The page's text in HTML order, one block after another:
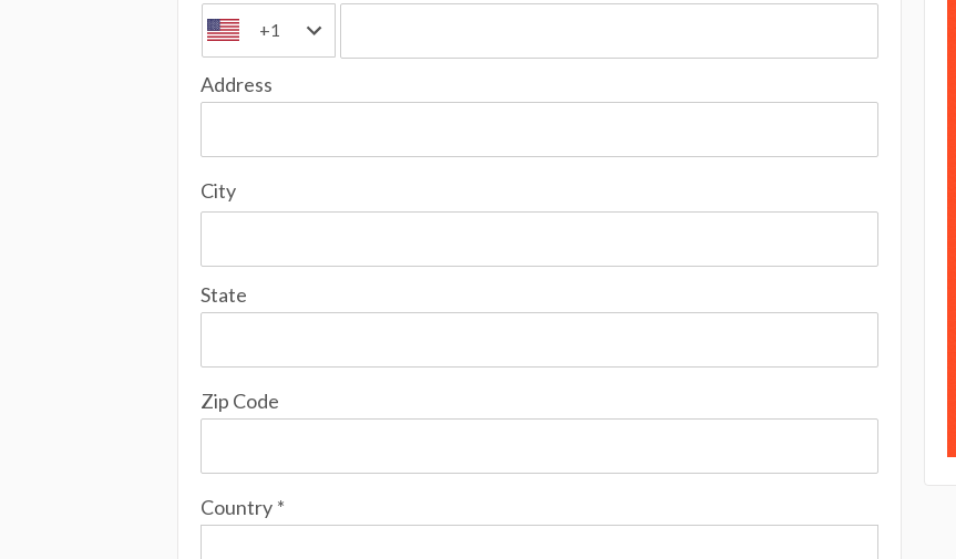
+1
Address
City
State
Zip Code
Country *